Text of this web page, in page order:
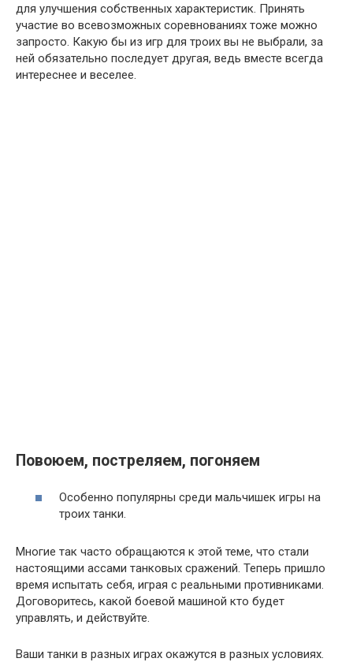
для улучшения собственных характеристик. Принять
участие во всевозможных соревнованиях тоже можно
запросто. Какую бы из игр для троих вы не выбрали, за
ней обязательно последует другая, ведь вместе всегда
интереснее и веселее.
Повоюем, постреляем, погоняем
Особенно популярны среди мальчишек игры на
троих танки.
Многие так часто обращаются к этой теме, что стали
настоящими ассами танковых сражений. Теперь пришло
время испытать себя, играя с реальными противниками.
Договоритесь, какой боевой машиной кто будет
управлять, и действуйте.
Ваши танки в разных играх окажутся в разных условиях.